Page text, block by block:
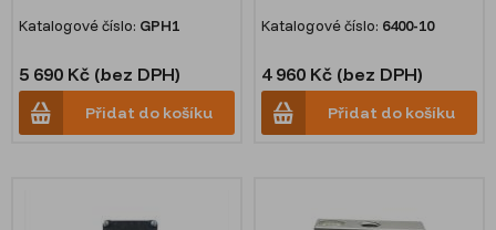
Katalogové číslo: GPH1
5 690 Kč (bez DPH)
Přidat do košíku
Katalogové číslo: 6400-10
4 960 Kč (bez DPH)
Přidat do košíku